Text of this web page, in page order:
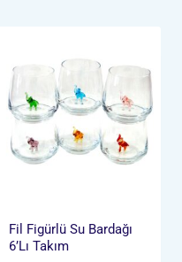
Fil Figürlü Su Bardağı
6’lı Takım